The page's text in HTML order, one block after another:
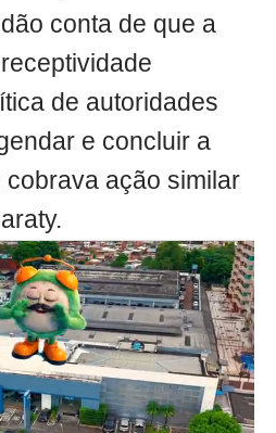
conta de que a
de autoridades
e concluir a
cobrava ação similar